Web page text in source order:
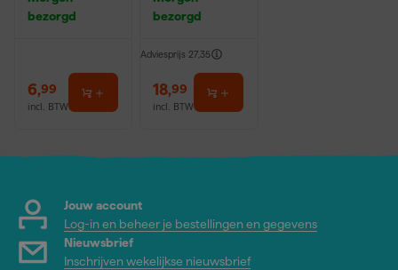
bezorgd
6,99
incl. BTW
10cm (10st)
bezorgd
Adviesprijs 27,35
18,99
incl. BTW
Jouw account
Log-in en beheer je bestellingen en gegevens
Nieuwsbrief
Inschrijven wekelijkse nieuwsbrief